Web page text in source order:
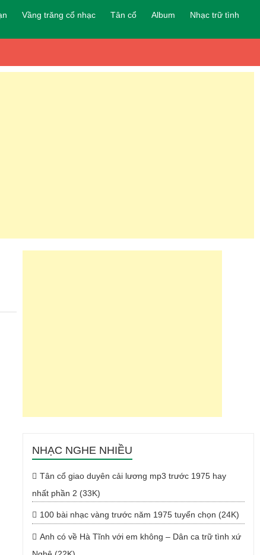
Vầng trăng cổ nhạc Tân cổ Album Nhạc trữ tình
NHẠC NGHE NHIỀU
Tân cổ giao duyên cải lương mp3 trước 1975 hay
nhất phần 2 (33K)
100 bài nhạc vàng trước năm 1975 tuyển chọn (24K)
Anh có về Hà Tĩnh với em không – Dân ca trữ tình xứ